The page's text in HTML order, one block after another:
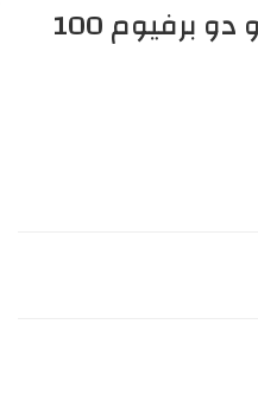
ألكسندر جي أرت ديكو ماجيستيك فيتيفر أو دو برفيوم 100